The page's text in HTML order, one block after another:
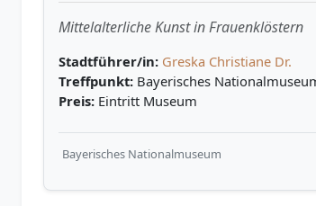
Mittelalterliche Kunst in Frauenklöstern
Stadtführer/in: Greska Christiane Dr.
Treffpunkt: Bayerisches
Preis: Eintritt Museum
Bayerisches Nationalmuseum